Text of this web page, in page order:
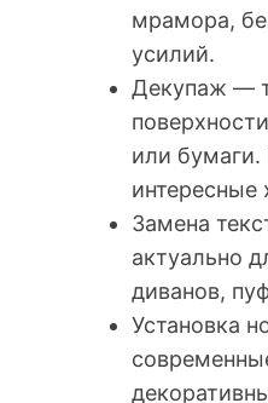
мрамора,
усилий.
Декупаж —
или бумаги.
интересные
Замена
актуально
диванов,
Установка